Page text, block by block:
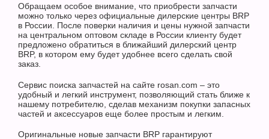
Обращаем особое внимание, что приобрести запчасти
можно только через официальные дилерские центры BRP
в России. После поверки наличия и цены нужной запчасти
на центральном оптовом складе в России клиенту будет
предложено обратиться в ближайший дилерский центр
BRP, в котором ему будет удобнее всего сделать свой
заказ.
Сервис поиска запчастей на сайте rosan.com – это
удобный и легкий инструмент, позволяющий стать ближе к
нашему потребителю, сделав механизм покупки запасных
частей и аксессуаров еще более простым и легким.
Оригинальные новые запчасти BRP гарантируют